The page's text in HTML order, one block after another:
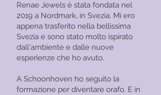
Renae Jewels è stata fondata nel
2019 a Nordmark, in Svezia. Mi ero
appena trasferito nella bellissima
Svezia e sono stato molto ispirato
dall'ambiente e dalle nuove
esperienze che ho avuto.
A Schoonhoven ho seguito la
formazione per diventare orafo. E in